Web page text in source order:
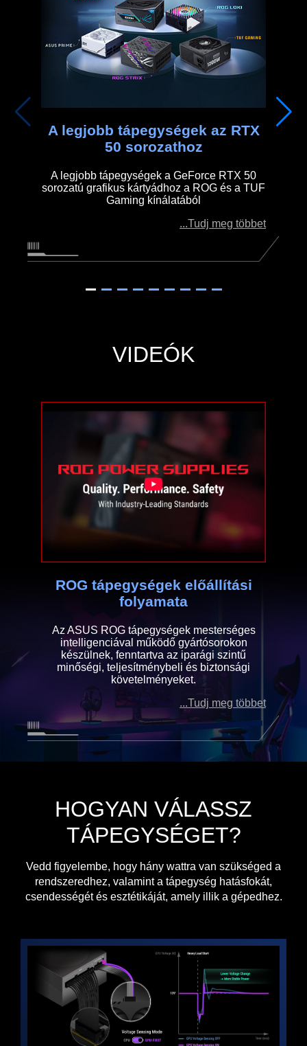
A legjobb tápegységek az RTX
50 sorozathoz
A legjobb tápegységek a GeForce RTX 50
sorozatú grafikus kártyádhoz a ROG és a TUF
Gaming kínálatából
...Tudj meg többet
VIDEÓK
ROG tápegységek előállítási
folyamata
Az ASUS ROG tápegységek mesterséges
intelligenciával működő gyártósorokon
készülnek, fenntartva az iparági szintű
minőségi, teljesítménybeli és biztonsági
követelményeket.
...Tudj meg többet
HOGYAN VÁLASSZ
TÁPEGYSÉGET?​
Vedd figyelembe, hogy hány wattra van szükséged a
rendszeredhez, valamint a tápegység hatásfokát,
csendességét és esztétikáját, amely illik a gépedhez.